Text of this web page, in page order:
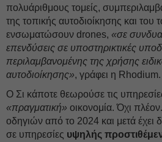
πολυάριθμους τομείς,
της τοπικής αυτοδιοίκησης και του
ενσωματώσουν drones, «σε
επενδύσεις σε υποστηρικτικές
περιλαμβανομένης της χρήσης
αυτοδιοίκησης», γράφει η Rhodium.
Ο Σι κάποτε θεωρούσε τις
«πραγματική» οικονομία. Όχι
οδηγιών από το 2024 και μετά έχει
σε υπηρεσίες υψηλής